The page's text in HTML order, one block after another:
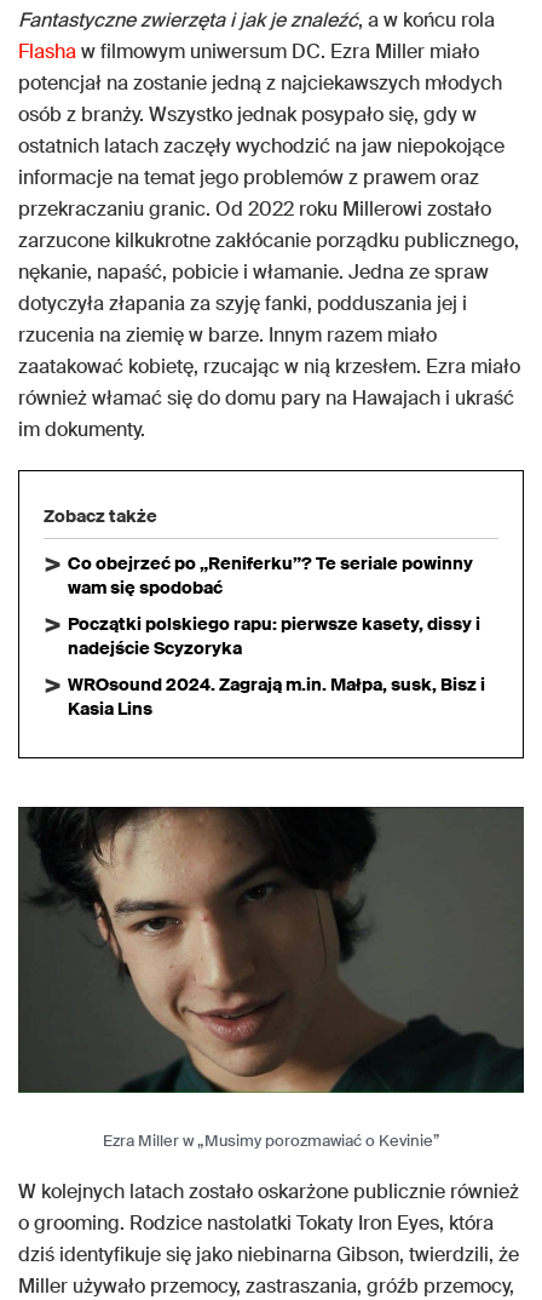
Fantastyczne zwierzęta i jak je znaleźć, a w końcu rola
Flashaw filmowym uniwersum DC. Ezra Miller miało
potencjał na zostanie jedną z najciekawszych młodych
osób z branży. Wszystko jednak posypało się, gdy w
ostatnich latach zaczęły wychodzić na jaw niepokojące
informacje na temat jego problemów z prawem oraz
przekraczaniu granic. Od 2022 roku Millerowi zostało
zarzucone kilkukrotne zakłócanie porządku publicznego,
nękanie, napaść, pobicie i włamanie. Jedna ze spraw
dotyczyła złapania za szyję fanki, podduszania jej i
rzucenia na ziemię w barze. Innym razem miało
zaatakować kobietę, rzucając w nią krzesłem. Ezra miało
również włamać się do domu pary na Hawajach i ukraść
im dokumenty.
Zobacz także
Co obejrzeć po „Reniferku”? Te seriale powinny
wam się spodobać
Początki polskiego rapu: pierwsze kasety, dissy i
nadejście Scyzoryka
WROsound 2024. Zagrają m.in. Małpa, susk, Bisz i
Kasia Lins
Ezra Miller w „Musimy porozmawiać o Kevinie”
W kolejnych latach zostało oskarżone publicznie również
o grooming. Rodzice nastolatki Tokaty Iron Eyes, która
dziś identyfikuje się jako niebinarna Gibson, twierdzili, że
Miller używało przemocy, zastraszania, gróźb przemocy,